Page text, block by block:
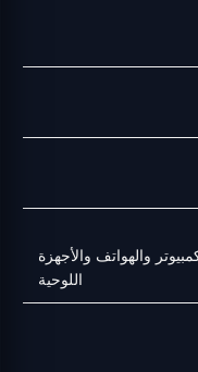
والهواتف والأجهزة
اللوحية